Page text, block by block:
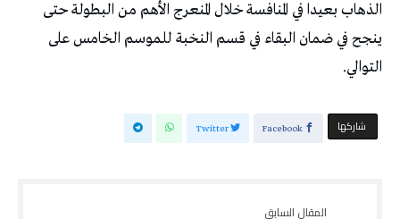
الذهاب بعيدا في المنافسة خلال المنعرج الأهم من البطولة حتى
ينجح في ضمان البقاء في قسم النخبة للموسم الخامس على
التوالي.
‫‫ شاركها‬ Facebook
Twitter